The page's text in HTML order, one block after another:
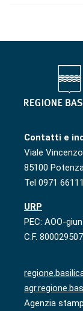
Contatti e
Viale
85100
Tel 0971
URP
PEC: AOO-
C.F.
Agenzia